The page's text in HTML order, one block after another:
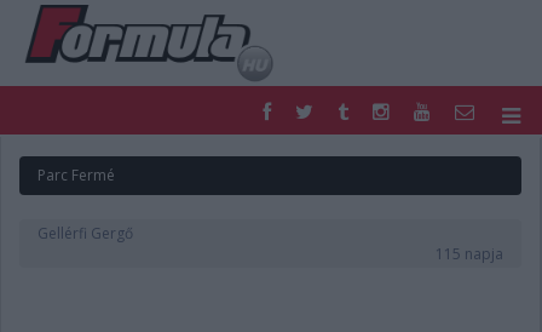
FORMULA
MOTOR
NEMZETKÖZI
Parc Fermé
Gellérfi Gergő
115 napja